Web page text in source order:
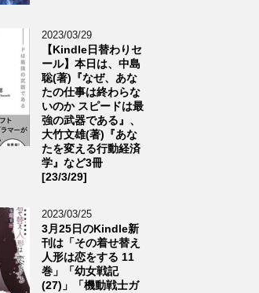
2023/03/29
【Kindle日替わりセ
ール】本日は、中島
聡(著)『なぜ、あな
たの仕事は終わらな
いのか スピードは最
強の武器である』、
大竹文雄(著)『あな
たを変える行動経済
学』など3冊
[23/3/29]
2023/03/25
3月25日のKindle新
刊は「その着せ替え
人形は恋をする 11
巻」「幼女戦記
(27)」「機動戦士ガ